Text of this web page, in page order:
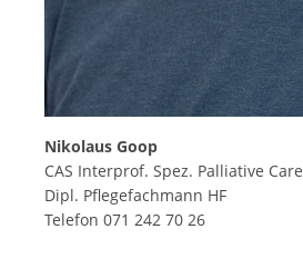
Nikolaus Goop
CAS Interprof. Spez. Palliative Care
Dipl. Pflegefachmann HF
Telefon 071 242 70 26